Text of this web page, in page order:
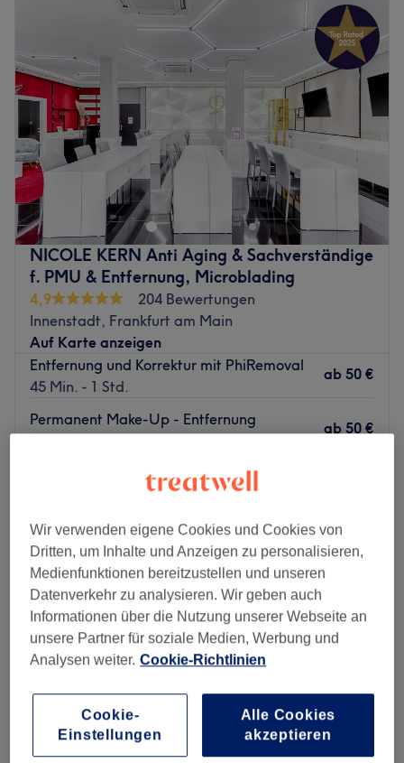
NICOLE KERN Anti Aging & Sachverständige
f. PMU & Entfernung, Microblading
4,9
204 Bewertungen
Innenstadt, Frankfurt am Main
Auf Karte anzeigen
Entfernung und Korrektur mit PhiRemoval
45 Min. - 1 Std.
ab 50 €
Permanent Make-Up - Entfernung
45 Min. - 1 Std.
ab 50 €
Individuelles Gutachten erstellen lassen -
Schnellansicht Saloninfos
Montag 08:30–19:00
Dienstag
08:30–19:00
Mittwoch
08:30– 19:00
Donnerstag
Samstag
07:00–10:30
Sonntag
Geschlossen
Wir verwenden eigene Cookies und Cookies von
Dritten, um Inhalte und Anzeigen zu personalisieren,
Medienfunktionen bereitzustellen und unseren
Datenverkehr zu analysieren. Wir geben auch
Informationen über die Nutzung unserer Webseite an
unsere Partner für soziale Medien, Werbung und
Analysen weiter. Cookie-Richtlinien
Cookie-
Einstellungen
Alle Cookies
akzeptieren